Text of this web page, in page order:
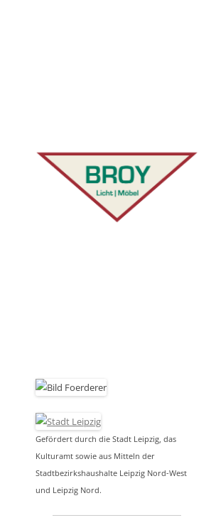
Gefördert durch die Stadt Leipzig, das
Kulturamt sowie aus Mitteln der
Stadtbezirkshaushalte Leipzig Nord-West
und Leipzig Nord.